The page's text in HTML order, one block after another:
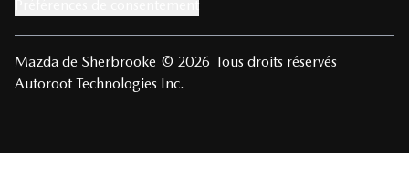
Mazda de Sherbrooke © 2026 Tous droits réservés
Autoroot Technologies Inc.